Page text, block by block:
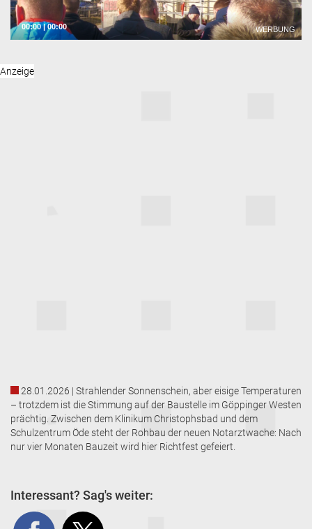
28.01.2026 | Strahlender Sonnenschein, aber eisige Temperaturen
– trotzdem ist die Stimmung auf der Baustelle im Göppinger Westen
prächtig. Zwischen dem Klinikum Christophsbad und dem
Schulzentrum Öde steht der Rohbau der neuen Notarztwache: Nach
nur vier Monaten Bauzeit wird hier Richtfest gefeiert.
Interessant? Sag's weiter: